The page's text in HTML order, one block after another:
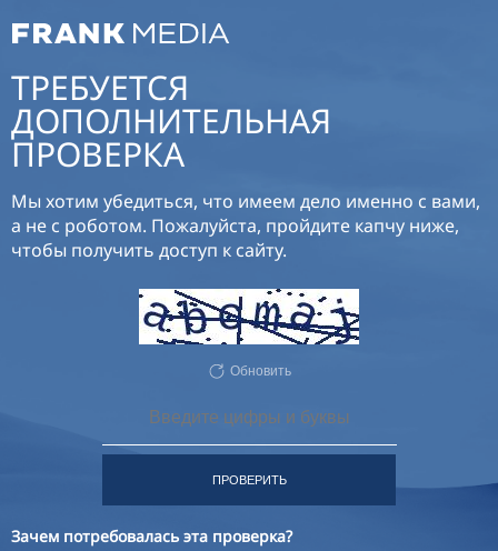
ТРЕБУЕТСЯ
ДОПОЛНИТЕЛЬНАЯ
ПРОВЕРКА
Мы хотим убедиться, что имеем дело именно с вами,
а не с роботом. Пожалуйста, пройдите капчу ниже,
чтобы получить доступ к сайту.
Обновить
ПРОВЕРИТЬ
Зачем потребовалась эта проверка?